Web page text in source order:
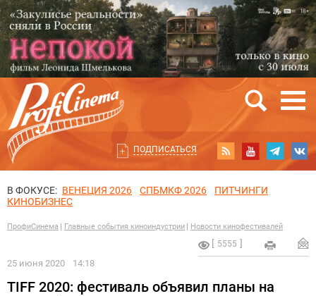
ПОДПИСАТЬСЯ
В ФОКУСЕ: ВЕНЕЦИЯ 2026 СПБМКФ 2026
ПИТЧИНГИ
КИНОБИЗНЕС
ПрофиСинема Главные события киноиндустрии Новости кинофестивалей
5555
25 июня 2020 14:18
TIFF 2020: фестиваль объявил планы на